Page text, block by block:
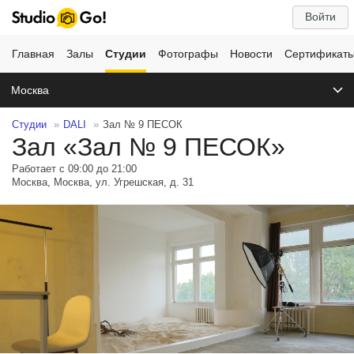
Войти
Главная Залы Студии Фотографы Новости
Москва
Студии DALI Зал № 9 ПЕСОК
Зал «Зал № 9 ПЕСОК»
Работает с 09:00 до 21:00
Москва, Москва, ул. Угрешская, д. 31